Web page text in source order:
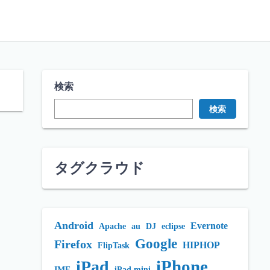
検索
検索
タグクラウド
Android Apache au DJ eclipse Evernote
Firefox FlipTask Google HIPHOP